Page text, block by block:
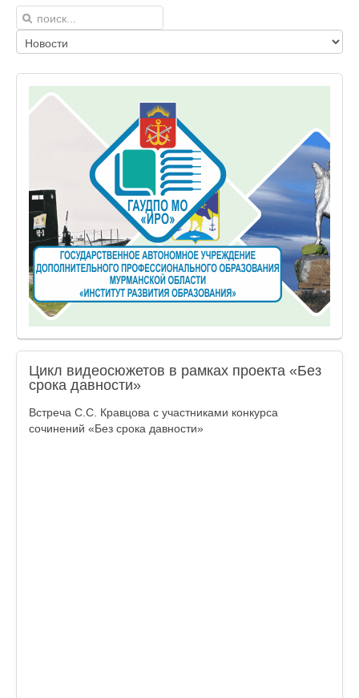
Цикл видеосюжетов в рамках проекта «Без
срока давности»
Встреча С.С. Кравцова с участниками конкурса
сочинений «Без срока давности»